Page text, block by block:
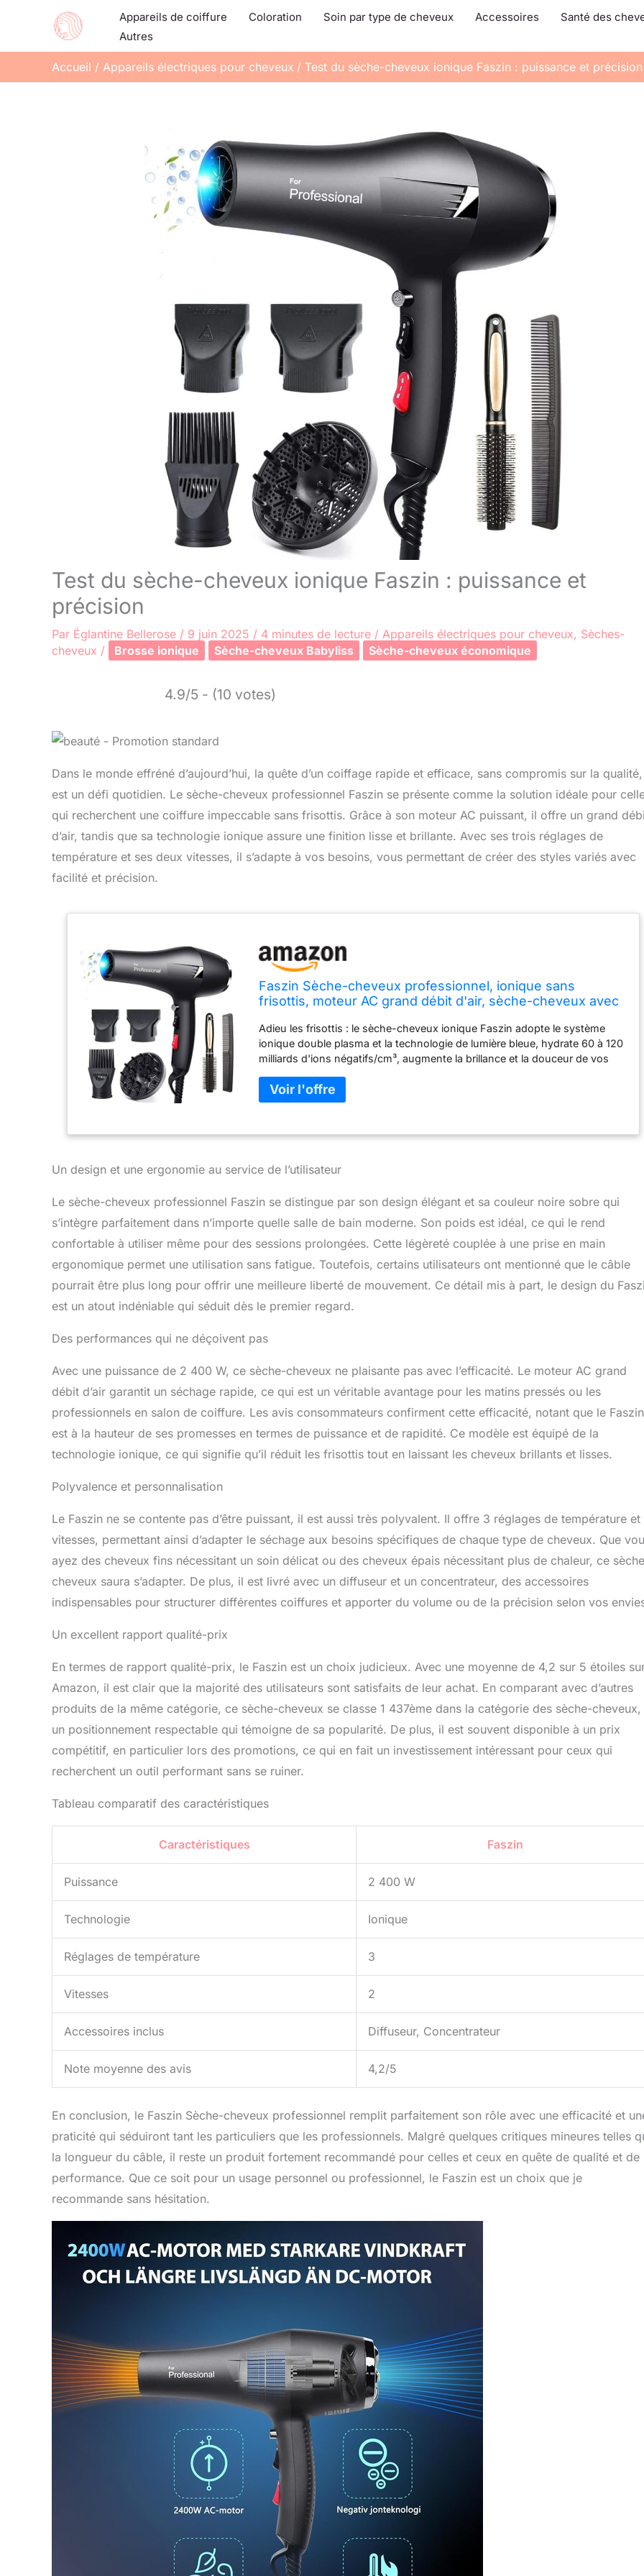
contenu
Appareils de coiffure Coloration Soin par type de cheveux Accessoires
Santé des
Autres
Accueil Appareils électriques pour cheveux Test du sèche-cheveux ionique Faszin : puissance et précision
Test du sèche-cheveux ionique Faszin : puissance et
précision
Par Églantine Bellerose / 9 juin 2025 / 4 minutes de lecture / Appareils électriques pour cheveux, Sèches-
cheveux / Brosse ionique Sèche-cheveux Babyliss Sèche-cheveux économique
4.9/5 - (10 votes)
Dans le monde effréné d’aujourd’hui, la quête d’un coiffage rapide et efficace, sans compromis sur la qualité,
est un défi quotidien. Le sèche-cheveux professionnel Faszin se présente comme la solution idéale pour
qui recherchent une coiffure impeccable sans frisottis. Grâce à son moteur AC puissant, il offre un grand
d’air, tandis que sa technologie ionique assure une finition lisse et brillante. Avec ses trois réglages de
température et ses deux vitesses, il s’adapte à vos besoins, vous permettant de créer des styles variés avec
facilité et précision.
Faszin Sèche-cheveux professionnel, ionique sans
frisottis, moteur AC grand débit d'air, sèche-cheveux avec
(noir)
Adieu les frisottis : le sèche-cheveux ionique Faszin adopte le système
ionique double plasma et la technologie de lumière bleue, hydrate 60 à 120
milliards d'ions négatifs/cm³, augmente la brillance et la douceur de vos
technologie WIND-PRO à séchage rapide】Conçu avec la puissante
technologie de flux d'air WINDPRO, la vitesse du vent du sèche-cheveux
réduisant le temps de séchage de moitié. 【7 modes de séchage】 3
(doux / rapide) et 1 bouton de refroidissement, le sèche-cheveux Faszin
professionnels vous permettent de créer toute une gamme de styles, 98
utilisateurs ont essayé le peigne de coiffure. 93 % l'ont qualifié de peigne
professionnel de salon. 97 % ont aimé le concentrateur pour une coiffure
de précision. 90 % ont aimé le diffuseur pour définir les boucles. D'autres
ont aimé le peigne à dents larges pour les cheveux afro. Développé avec
les stylistes : conçu par les meilleurs ingénieurs allemands, à l'écoute des
clients : la poignée est conçue pour tenir confortablement ; le filtre
amovible est facile à nettoyer ; le câble de 2,5 m de long permet de coiffer
Un design et une ergonomie au service de l’utilisateur
Le sèche-cheveux professionnel Faszin se distingue par son design élégant et sa couleur noire sobre qui
s’intègre parfaitement dans n’importe quelle salle de bain moderne. Son poids est idéal, ce qui le rend
confortable à utiliser même pour des sessions prolongées. Cette légèreté couplée à une prise en main
ergonomique permet une utilisation sans fatigue. Toutefois, certains utilisateurs ont mentionné que le câble
pourrait être plus long pour offrir une meilleure liberté de mouvement. Ce détail mis à part, le design du
est un atout indéniable qui séduit dès le premier regard.
Des performances qui ne déçoivent pas
Avec une puissance de 2 400 W, ce sèche-cheveux ne plaisante pas avec l’efficacité. Le moteur AC grand
débit d’air garantit un séchage rapide, ce qui est un véritable avantage pour les matins pressés ou les
professionnels en salon de coiffure. Les avis consommateurs confirment cette efficacité, notant que le Faszin
est à la hauteur de ses promesses en termes de puissance et de rapidité. Ce modèle est équipé de la
technologie ionique, ce qui signifie qu’il réduit les frisottis tout en laissant les cheveux brillants et lisses.
Polyvalence et personnalisation
Le Faszin ne se contente pas d’être puissant, il est aussi très polyvalent. Il offre 3 réglages de température et
vitesses, permettant ainsi d’adapter le séchage aux besoins spécifiques de chaque type de cheveux. Que
ayez des cheveux fins nécessitant un soin délicat ou des cheveux épais nécessitant plus de chaleur, ce
cheveux saura s’adapter. De plus, il est livré avec un diffuseur et un concentrateur, des accessoires
indispensables pour structurer différentes coiffures et apporter du volume ou de la précision selon vos
Un excellent rapport qualité-prix
En termes de rapport qualité-prix, le Faszin est un choix judicieux. Avec une moyenne de 4,2 sur 5 étoiles
Amazon, il est clair que la majorité des utilisateurs sont satisfaits de leur achat. En comparant avec d’autres
produits de la même catégorie, ce sèche-cheveux se classe 1 437ème dans la catégorie des sèche-cheveux,
un positionnement respectable qui témoigne de sa popularité. De plus, il est souvent disponible à un prix
compétitif, en particulier lors des promotions, ce qui en fait un investissement intéressant pour ceux qui
recherchent un outil performant sans se ruiner.
Tableau comparatif des caractéristiques
Caractéristiques Faszin
Puissance 2 400 W
Technologie Ionique
Réglages de température 3
Vitesses 2
Accessoires inclus Diffuseur, Concentrateur
Note moyenne des avis 4,2/5
En conclusion, le Faszin Sèche-cheveux professionnel remplit parfaitement son rôle avec une efficacité et
praticité qui séduiront tant les particuliers que les professionnels. Malgré quelques critiques mineures telles
la longueur du câble, il reste un produit fortement recommandé pour celles et ceux en quête de qualité et de
performance. Que ce soit pour un usage personnel ou professionnel, le Faszin est un choix que je
recommande sans hésitation.